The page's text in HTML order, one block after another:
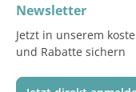
Newsletter
Jetzt in unserem
und Rabatte sichern